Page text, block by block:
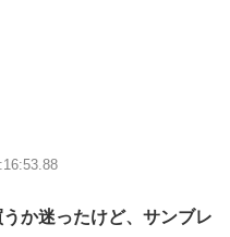
か迷ったけど、サンブレ